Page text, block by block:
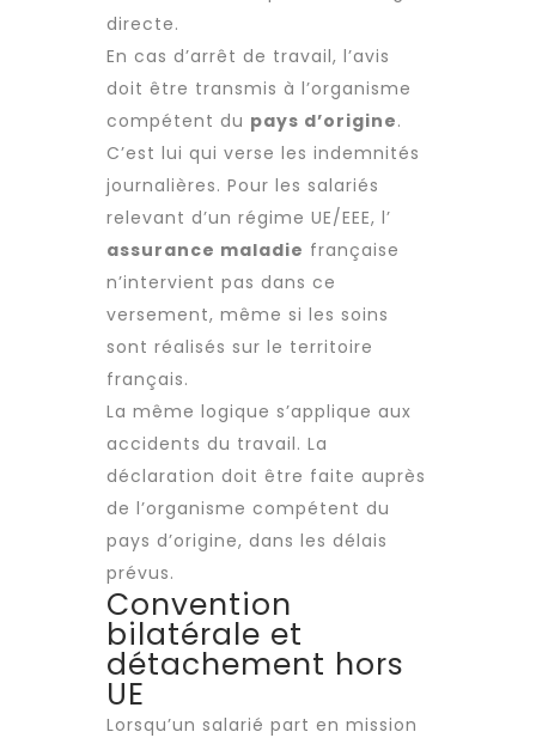
directe.
En cas d’arrêt de travail, l’avis
doit être transmis à l’organisme
compétent du pays d’origine.
C’est lui qui verse les indemnités
journalières. Pour les salariés
relevant d’un régime UE/EEE, l’
assurance maladie française
n’intervient pas dans ce
versement, même si les soins
sont réalisés sur le territoire
français.
La même logique s’applique aux
accidents du travail. La
déclaration doit être faite auprès
de l’organisme compétent du
pays d’origine, dans les délais
prévus.
Convention
bilatérale et
détachement hors
UE
Lorsqu’un salarié part en mission